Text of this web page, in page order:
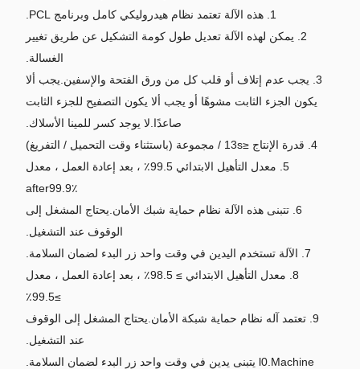
1. هذه الآلة تعتمد نظام هيدروليكي كامل وبرنامج PCL.
2. يمكن لهذه الآلة تعديل طول كومة التشكيل عن طريق تغيير
الغسالة.
3. يجب عدم إتلاف أو قلب كل من ورق الفتحة والإسفين.يجب ألا
يكون الجزء الثابت مشوهًا أو يجب ألا يكون التصفيح للجزء الثابت
صاعدًا.لا يوجد كسر للمينا الأسلاك.
4. قدرة الإنتاج ≤13s / مجموعة (باستثناء وقت التحميل / التفريغ)
5. معدل التأهيل الابتدائي 99.5٪ ، بعد إعادة العمل ، معدل
after99.9٪
6. تتبنى هذه الآلة نظام حماية شبك الأمان.يحتاج المشغل إلى
الوقوف عند التشغيل.
7. الآلة تستخدم اليدين في وقت واحد زر البدء لضمان السلامة.
8. معدل التأهيل الابتدائي ≥ 98.5٪ ، بعد إعادة العمل ، معدل
≥99.5٪
9. تعتمد آله نظام حماية شبكة الأمان.يحتاج المشغل إلى الوقوف
عند التشغيل.
l0.Machine يتبنى يدين في وقت واحد زر البدء لضمان السلامة.